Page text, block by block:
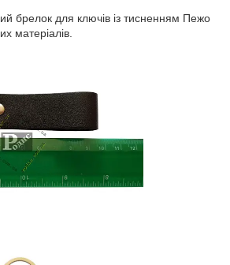
брелок для ключів із тисненням Пежо
матеріалів.